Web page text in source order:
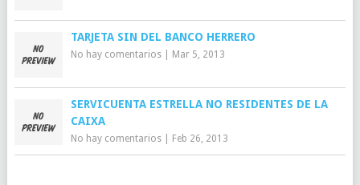
TARJETA SIN DEL BANCO HERRERO
No hay comentarios| Mar 5, 2013
SERVICUENTA ESTRELLA NO RESIDENTES DE LA
CAIXA
No hay comentarios| Feb 26, 2013